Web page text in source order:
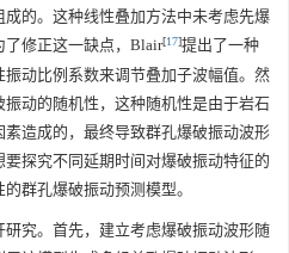
的。这种线性叠加方法中未考虑先爆
了修正这一缺点，Blair[17]提出了一种
动比例系数来调节叠加子波幅值。然
动的随机性，这种随机性是由于岩石
造成的，最终导致群孔爆破振动波形
探究不同延期时间对爆破振动特征的
群孔爆破振动预测模型。
究。首先，建立考虑爆破振动波形随